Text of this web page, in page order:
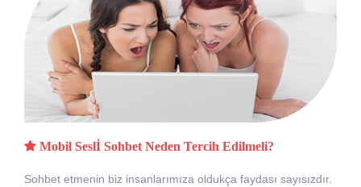
Mobil Seslİ Sohbet Neden Tercih Edilmeli?
Sohbet etmenin biz insanlarımıza oldukça faydası sayısızdır.